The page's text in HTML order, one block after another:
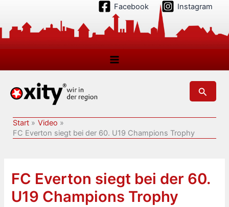
springen
Facebook Instagram
Suchen
Start
Video
FC Everton siegt bei der 60. U19 Champions Trophy
FC Everton siegt bei der 60.
U19 Champions Trophy